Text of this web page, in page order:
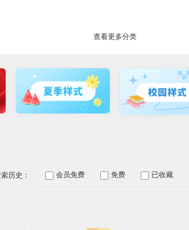
查看更多分类
历史： 会员免费 免费 已收藏